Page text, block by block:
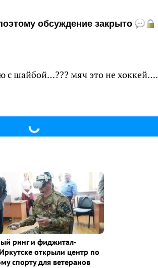
обсуждение закрыто
с шайбой…??? мяч это не хоккей….
ринг и фиджитал-
открыли центр по
спорту для ветеранов